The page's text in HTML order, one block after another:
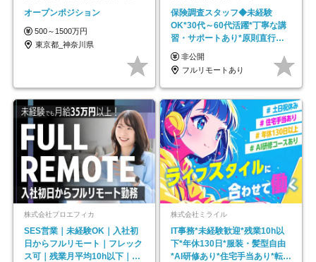
オープンポジション
500～1500万円
東京都_神奈川県
保険調査スタッフ◆未経験
OK*30代～60代活躍*丁寧な講
習・サポートあり*原則直行直
帰／全国募集・業務委託
非公開
フルリモートあり
株式会社プロエフィカ
SES営業｜未経験OK｜入社初
日からフルリモート｜フレック
ス可｜残業月平均10h以下｜事
株式会社ミライル
IT事務*未経験歓迎*残業10h以
下*年休130日*服装・髪型自由
*AI研修あり*住宅手当あり*転勤